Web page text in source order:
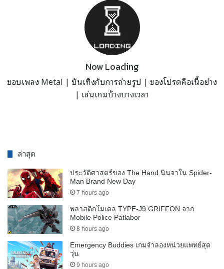
Now Loading
ชอบเพลง Metal | บันเทิงกับการถ่ายรูป | ของโปรดคือเนื้อย่าง
| เล่นเกมบ้างบางเวลา
ล่าสุด
ประวัติศาสตร์ของ The Hand นินจาใน Spider-
Man Brand New Day
7 hours ago
พลาสติกโมเดล TYPE-J9 GRIFFON จาก
Mobile Police Patlabor
8 hours ago
Emergency Buddies เกมจำลองหน่วยแพทย์สุด
วุ่น
9 hours ago